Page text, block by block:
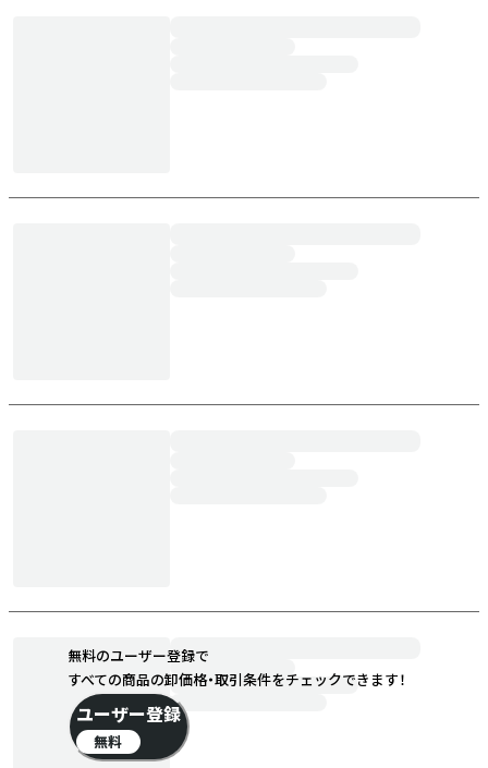
無料のユーザー登録で
すべての商品の卸価格・取引条件をチェックできます！
ユーザー登録
無料